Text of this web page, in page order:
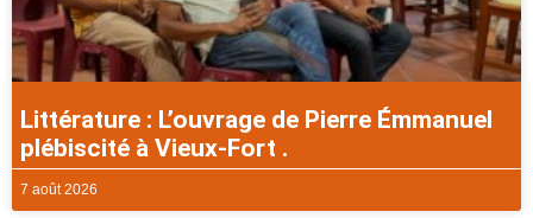
Littérature : L’ouvrage de Pierre Émmanuel
plébiscité à Vieux-Fort .
7 août 2026